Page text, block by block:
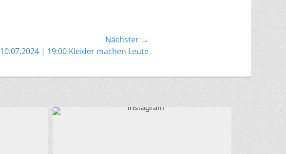
Nächster →
10.07.2024 | 19:00 Kleider machen Leute